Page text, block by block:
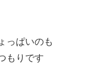
っぱいのも
もりです